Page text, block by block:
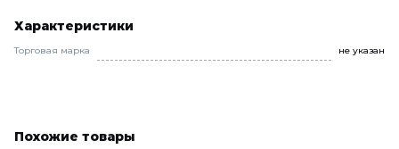
Характеристики
Торговая марка не указан
Похожие товары